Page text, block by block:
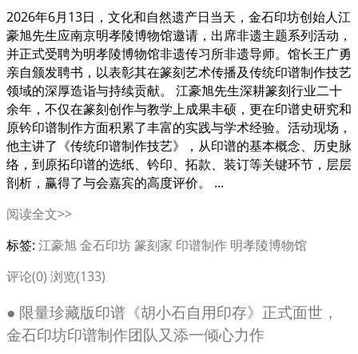
2026年6月13日，文化和自然遗产日当天，金石印坊创始人江
豪旭先生应南京明孝陵博物馆邀请，出席非遗主题系列活动，
并正式受聘为明孝陵博物馆非遗传习所非遗导师。馆长王广勇
亲自颁发聘书，以表彰其在篆刻艺术传播及传统印谱制作技艺
领域的深厚造诣与持续贡献。 江豪旭先生深耕篆刻行业二十
余年，不仅在篆刻创作与教学上成果丰硕，更在印谱史研究和
原钤印谱制作方面积累了丰富的实践与学术经验。活动现场，
他主讲了《传统印谱制作技艺》，从印谱的基本概念、历史脉
络，到原拓印谱的选纸、钤印、拓款、装订等关键环节，层层
剖析，赢得了与会嘉宾的高度评价。 ...
阅读全文>>
标签: 江豪旭金石印坊篆刻家 印谱制作 明孝陵博物馆
评论(0) 浏览(133)
● 限量珍藏版印谱《胡小石自用印存》正式面世，
金石印坊印谱制作团队又添一倾心力作